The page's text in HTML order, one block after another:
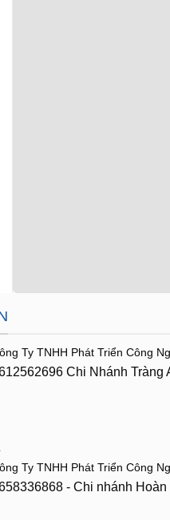
Ty TNHH Phát Triển Công
Chi Nhánh Tràng
Ty TNHH Phát Triển Công
- Chi nhánh Hoàn